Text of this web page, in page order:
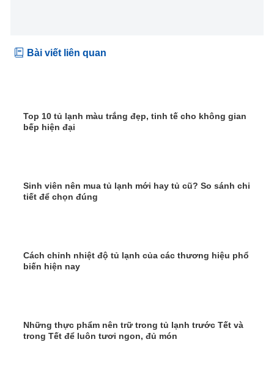
Bài viết liên quan
Top 10 tủ lạnh màu trắng đẹp, tinh tế cho không gian
bếp hiện đại
Sinh viên nên mua tủ lạnh mới hay tủ cũ? So sánh chi
tiết để chọn đúng
Cách chỉnh nhiệt độ tủ lạnh của các thương hiệu phổ
biến hiện nay
Những thực phẩm nên trữ trong tủ lạnh trước Tết và
trong Tết để luôn tươi ngon, đủ món